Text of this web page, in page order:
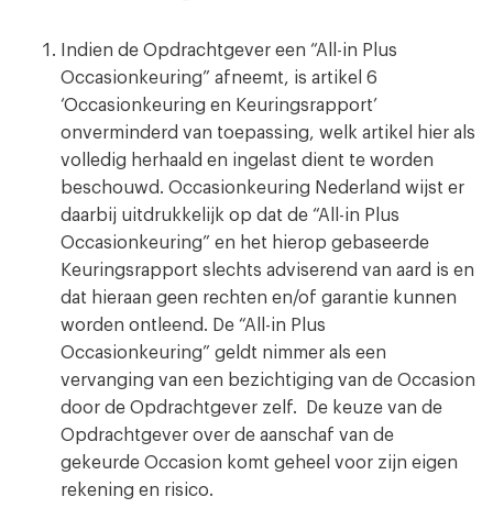
Indien de Opdrachtgever een “All-in Plus
Occasionkeuring” afneemt, is artikel 6
‘Occasionkeuring en Keuringsrapport’
onverminderd van toepassing, welk artikel hier als
volledig herhaald en ingelast dient te worden
beschouwd. Occasionkeuring Nederland wijst er
daarbij uitdrukkelijk op dat de “All-in Plus
Occasionkeuring” en het hierop gebaseerde
Keuringsrapport slechts adviserend van aard is en
dat hieraan geen rechten en/of garantie kunnen
worden ontleend. De “All-in Plus
Occasionkeuring” geldt nimmer als een
vervanging van een bezichtiging van de Occasion
door de Opdrachtgever zelf. De keuze van de
Opdrachtgever over de aanschaf van de
gekeurde Occasion komt geheel voor zijn eigen
rekening en risico.